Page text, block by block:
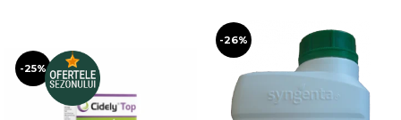
-25%
-26%